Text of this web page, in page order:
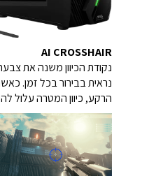
AI CROSSHAIR
נקודת הכיוון משנה את
נראית בבירור בכל זמן.
הרקע, כיוון המטרה עלול